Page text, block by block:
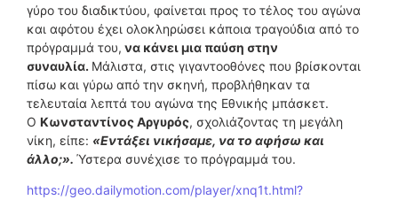
γύρο του διαδικτύου, φαίνεται προς το τέλος του αγώνα
και αφότου έχει ολοκληρώσει κάποια τραγούδια από το
πρόγραμμά του, να κάνει μια παύση στην
συναυλία. Μάλιστα, στις γιγαντοοθόνες που βρίσκονται
πίσω και γύρω από την σκηνή, προβλήθηκαν τα
τελευταία λεπτά του αγώνα της Εθνικής μπάσκετ.
Ο Κωνσταντίνος Αργυρός, σχολιάζοντας τη μεγάλη
νίκη, είπε: «Εντάξει νικήσαμε, να το αφήσω και
άλλο;». Ύστερα συνέχισε το πρόγραμμά του.
https://geo.dailymotion.com/player/xnq1t.html?